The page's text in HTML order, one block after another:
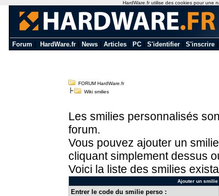
Forum HardWare.fr News Articles PC S'identifier S'inscrire
FORUM HardWare.fr
Wiki smilies
Les smilies personnalisés
forum.
Vous pouvez ajouter un
cliquant simplement dessus
Voici la liste des smilies
Ajouter un
Entrer le code du smilie perso :
HardWare.fr utilise des cookies pour une